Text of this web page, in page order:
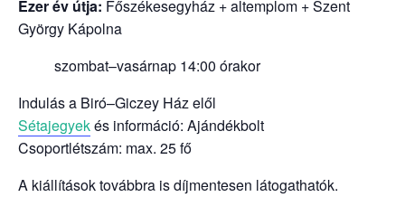
Ezer év útja: Főszékesegyház + altemplom + Szent
György Kápolna
szombat–vasárnap 14:00 órakor
Indulás a Biró–Giczey Ház elől
Sétajegyekés információ: Ajándékbolt
Csoportlétszám: max. 25 fő
A kiállítások továbbra is díjmentesen látogathatók.